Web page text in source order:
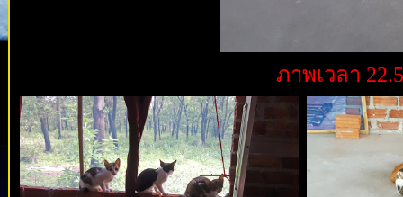
ภาพเวลา